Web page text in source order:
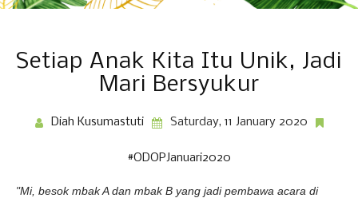
Setiap Anak Kita Itu Unik, Jadi
Mari Bersyukur
Diah Kusumastuti Saturday, 11 January 2020
#ODOPJanuari2020
"Mi, besok mbak A dan mbak B yang jadi pembawa acara di